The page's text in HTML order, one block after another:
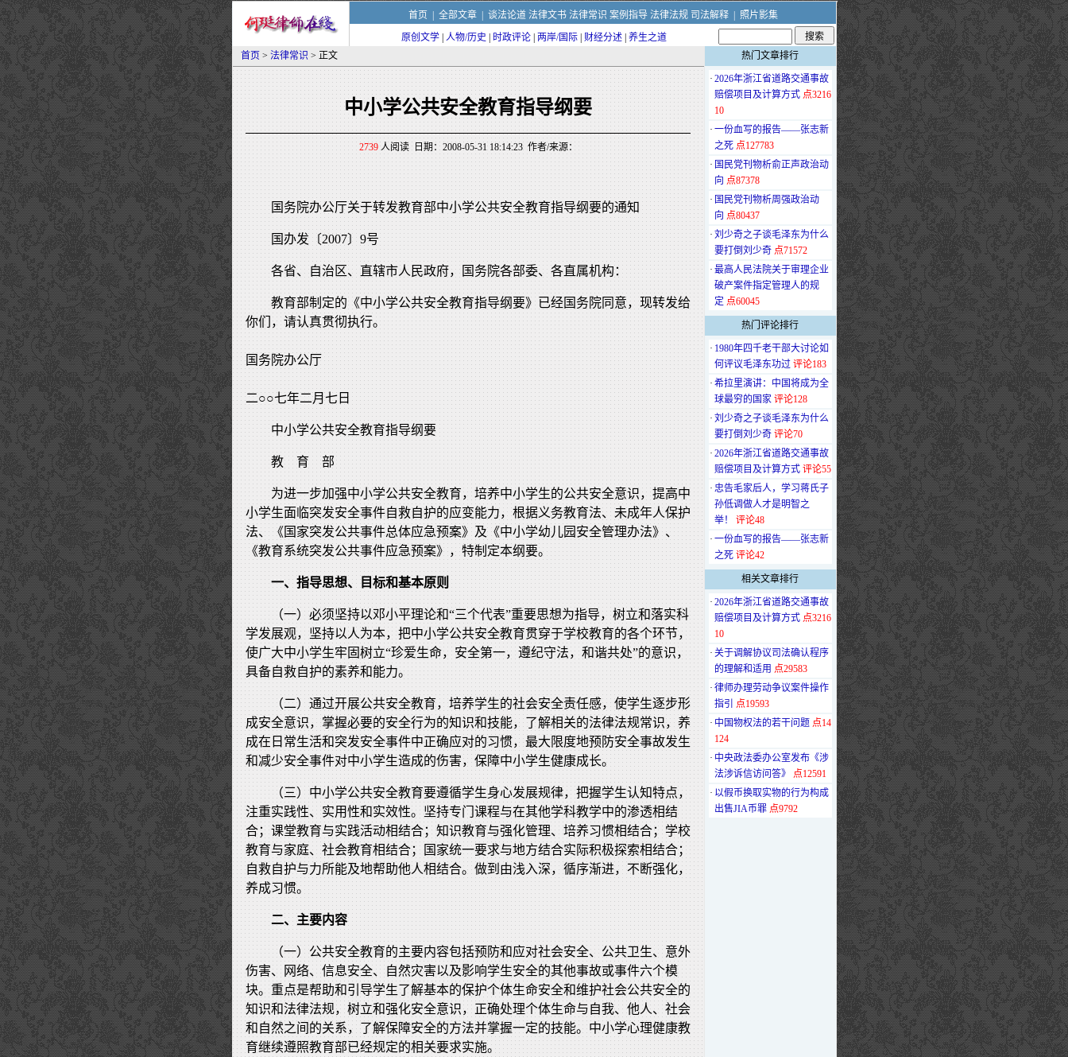
首页 全部文章| 谈法论道 法律文书 法律常识 案例指导 法律法规 司法解释|
照片影集
原创文学 人物/历史 时政评论 两岸/国际 财经分述 养生之道
首页 > 法律常识 > 正文
中小学公共安全教育指导纲要
2739人阅读 日期：2008-05-31 18:14:23 作者/来源：
国务院办公厅关于转发教育部中小学公共安全教育指导纲要的通知
国办发〔2007〕9号
各省、自治区、直辖市人民政府，国务院各部委、各直属机构：
教育部制定的《中小学公共安全教育指导纲要》已经国务院同意，现转发给
你们，请认真贯彻执行。
国务院办公厅
二○○七年二月七日
中小学公共安全教育指导纲要
教 育 部
为进一步加强中小学公共安全教育，培养中小学生的公共安全意识，提高中
小学生面临突发安全事件自救自护的应变能力，根据义务教育法、未成年人保护
法、《国家突发公共事件总体应急预案》及《中小学幼儿园安全管理办法》、
《教育系统突发公共事件应急预案》，特制定本纲要。
一、指导思想、目标和基本原则
（一）必须坚持以邓小平理论和“三个代表”重要思想为指导，树立和落实科
学发展观，坚持以人为本，把中小学公共安全教育贯穿于学校教育的各个环节，
使广大中小学生牢固树立“珍爱生命，安全第一，遵纪守法，和谐共处”的意识，
具备自救自护的素养和能力。
（二）通过开展公共安全教育，培养学生的社会安全责任感，使学生逐步形
成安全意识，掌握必要的安全行为的知识和技能，了解相关的法律法规常识，养
成在日常生活和突发安全事件中正确应对的习惯，最大限度地预防安全事故发生
和减少安全事件对中小学生造成的伤害，保障中小学生健康成长。
（三）中小学公共安全教育要遵循学生身心发展规律，把握学生认知特点，
注重实践性、实用性和实效性。坚持专门课程与在其他学科教学中的渗透相结
合；课堂教育与实践活动相结合；知识教育与强化管理、培养习惯相结合；学校
教育与家庭、社会教育相结合；国家统一要求与地方结合实际积极探索相结合；
自救自护与力所能及地帮助他人相结合。做到由浅入深，循序渐进，不断强化，
养成习惯。
二、主要内容
（一）公共安全教育的主要内容包括预防和应对社会安全、公共卫生、意外
伤害、网络、信息安全、自然灾害以及影响学生安全的其他事故或事件六个模
块。重点是帮助和引导学生了解基本的保护个体生命安全和维护社会公共安全的
知识和法律法规，树立和强化安全意识，正确处理个体生命与自我、他人、社会
和自然之间的关系，了解保障安全的方法并掌握一定的技能。中小学心理健康教
育继续遵照教育部已经规定的相关要求实施。
热门文章排行
· 2026年浙江省道路交通事故
赔偿项目及计算方式 点3216
10
· 一份血写的报告——张志新
之死 点127783
· 国民党刊物析俞正声政治动
向 点87378
· 国民党刊物析周强政治动
向 点80437
· 刘少奇之子谈毛泽东为什么
要打倒刘少奇 点71572
· 最高人民法院关于审理企业
破产案件指定管理人的规
定 点60045
热门评论排行
· 1980年四千老干部大讨论如
何评议毛泽东功过 评论183
· 希拉里演讲：中国将成为全
球最穷的国家 评论128
· 刘少奇之子谈毛泽东为什么
要打倒刘少奇 评论70
· 2026年浙江省道路交通事故
赔偿项目及计算方式 评论55
· 忠告毛家后人，学习蒋氏子
孙低调做人才是明智之
举！
评论48
· 一份血写的报告——张志新
之死 评论42
相关文章排行
· 2026年浙江省道路交通事故
赔偿项目及计算方式 点3216
10
· 关于调解协议司法确认程序
的理解和适用 点29583
· 律师办理劳动争议案件操作
指引
点19593
· 中国物权法的若干问题 点14
124
· 中央政法委办公室发布《涉
法涉诉信访问答》
点12591
· 以假币换取实物的行为构成
出售JIA币罪 点9792